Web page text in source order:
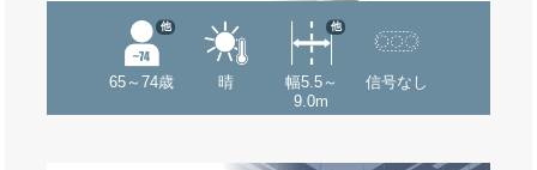
65～74歳
他
晴
幅5.5～
9.0m
他
信号なし